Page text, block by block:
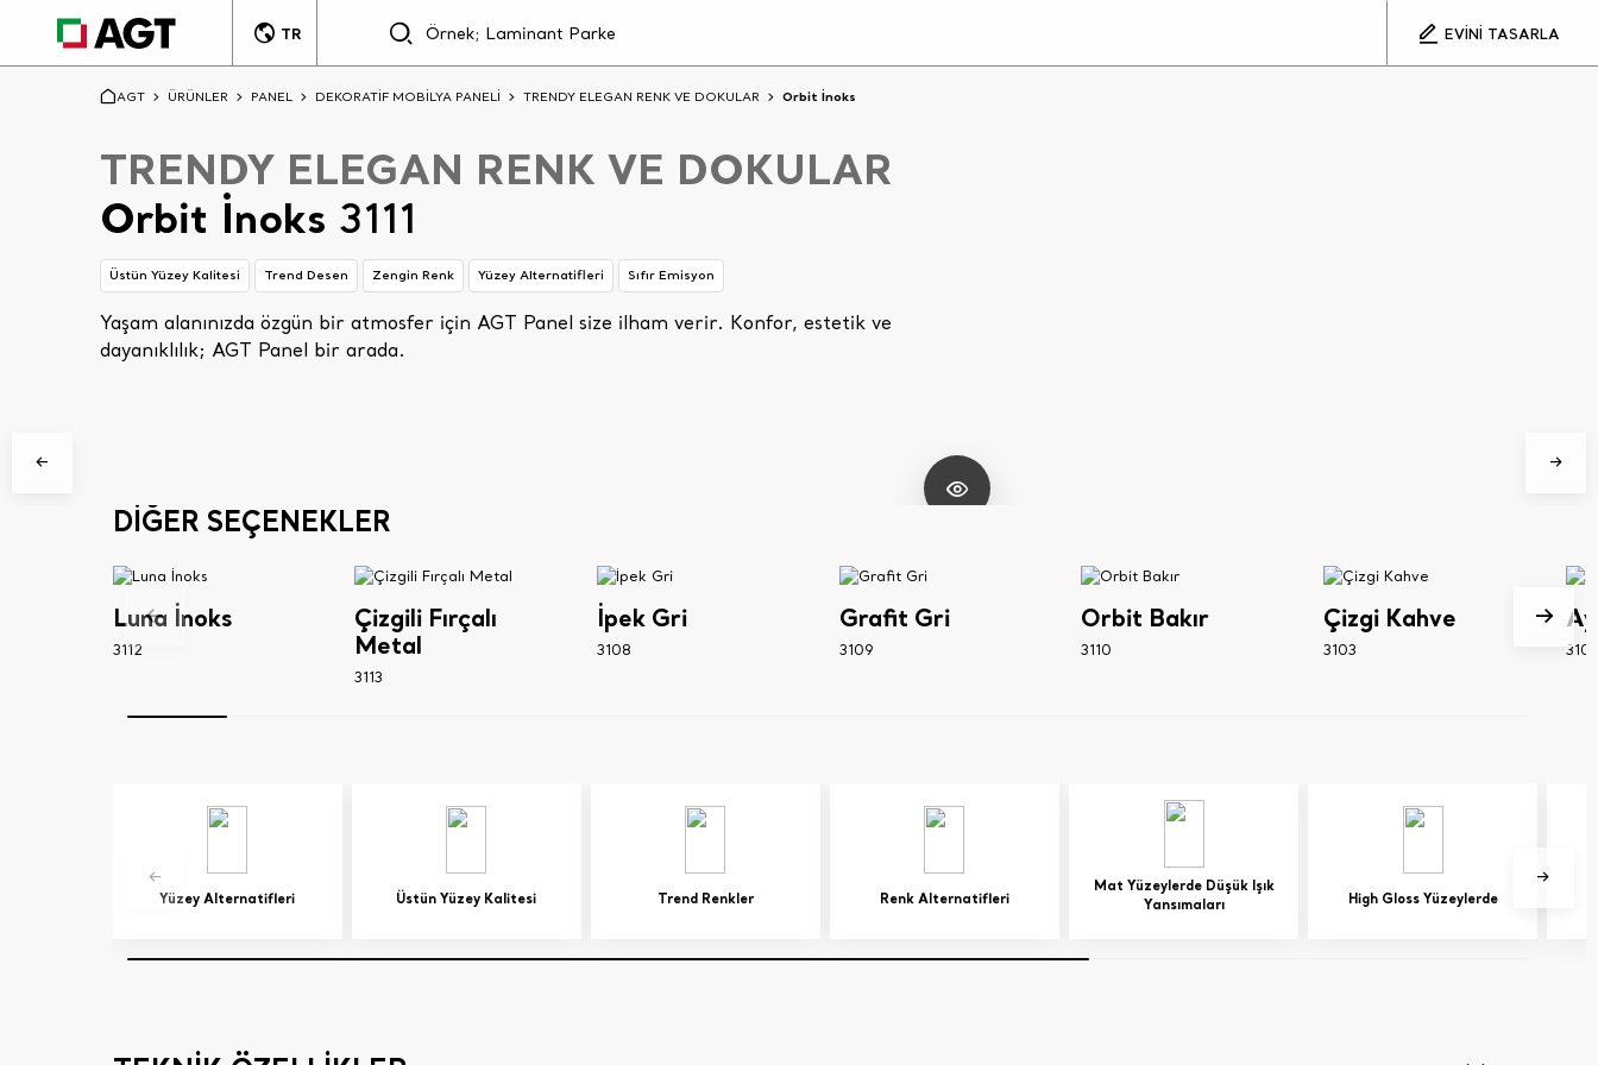
TR EVİNİ TASARLA
AGT ÜRÜNLER PANEL DEKORATİF MOBİLYA PANELİ TRENDY ELEGAN RENK VE DOKULAR Orbit İnoks
TRENDY ELEGAN RENK VE DOKULAR
Orbit İnoks 3111
Üstün Yüzey Kalitesi Trend Desen Zengin Renk Yüzey Alternatifleri Sıfır Emisyon
Yaşam alanınızda özgün bir atmosfer için AGT Panel size ilham verir. Konfor, estetik ve
dayanıklılık; AGT Panel bir arada.
Aşağı kaydır
DİĞER SEÇENEKLER
Luna İnoks
3112
Çizgili Fırçalı
Metal
3113
İpek Gri
3108
Grafit Gri
3109
Orbit Bakır
3110
Çizgi Kahve
3103
Yüzey Alternatifleri Üstün Yüzey Kalitesi Trend Renkler Renk Alternatifleri
Mat Yüzeylerde Düşük Işık
Yansımaları
High Gloss Yüzeylerde